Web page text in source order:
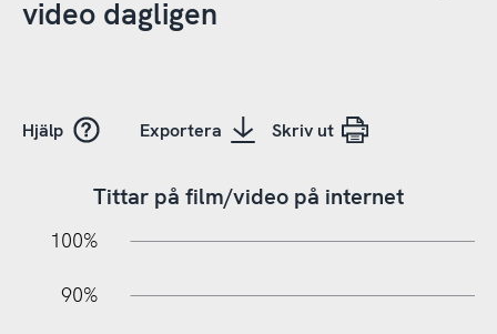
video dagligen
Hjälp Exportera Skriv ut
Tittar på film/video på internet
100%
90%